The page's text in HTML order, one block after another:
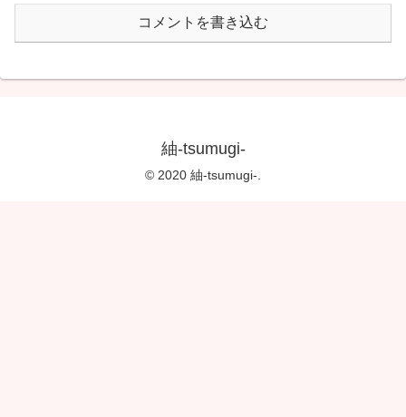
コメントを書き込む
紬-tsumugi-
© 2020 紬-tsumugi-.